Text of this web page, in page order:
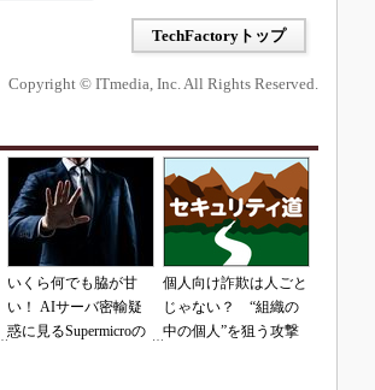
TechFactoryトップ
Copyright © ITmedia, Inc. All Rights Reserved.
いくら何でも脇が甘
い！ AIサーバ密輸疑
惑に見るSupermicroの
個人向け詐欺は人ごと
じゃない？ “組織の
中の個人”を狙う攻撃